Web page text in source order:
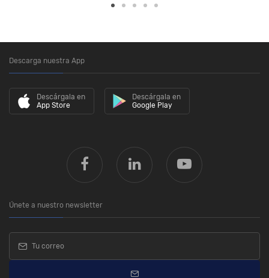
Descarga nuestra App
Descárgala en
App Store
Descárgala en
Google Play
Únete a nuestro newsletter